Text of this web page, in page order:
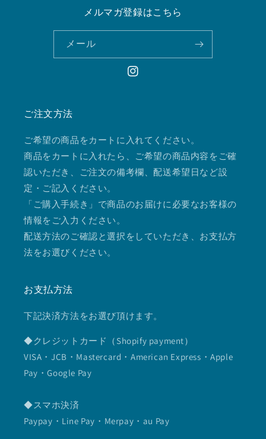
メルマガ登録はこちら
メール
Instagram
ご注文方法
ご希望の商品をカートに入れてください。
商品をカートに入れたら、ご希望の商品内容をご確
認いただき、ご注文の備考欄、配送希望日など設
定・ご記入ください。
「ご購入手続き」で商品のお届けに必要なお客様の
情報をご入力ください。
配送方法のご確認と選択をしていただき、お支払方
法をお選びください。
お支払方法
下記決済方法をお選び頂けます。
◆クレジットカード（Shopify payment）
VISA・JCB・Mastercard・American Express・Apple
Pay・Google Pay
◆スマホ決済
Paypay・Line Pay・Merpay・au Pay